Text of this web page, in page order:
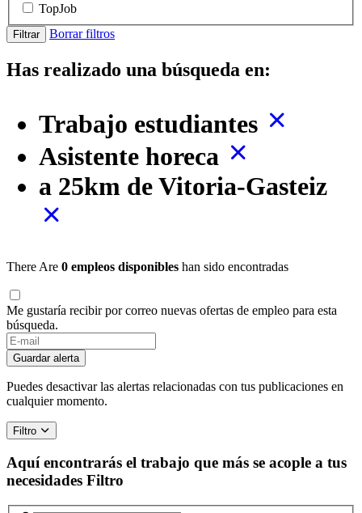
TopJob
Filtrar Borrar filtros
Has realizado una búsqueda en:
Trabajo estudiantes
Asistente horeca
a 25km de Vitoria-Gasteiz
There Are 0 empleos disponibles han sido encontradas
Me gustaría recibir por correo nuevas ofertas de empleo para esta
búsqueda.
Guardar alerta
Puedes desactivar las alertas relacionadas con tus publicaciones en
cualquier momento.
Filtro
Aquí encontrarás el trabajo que más se acople a tus
necesidades Filtro